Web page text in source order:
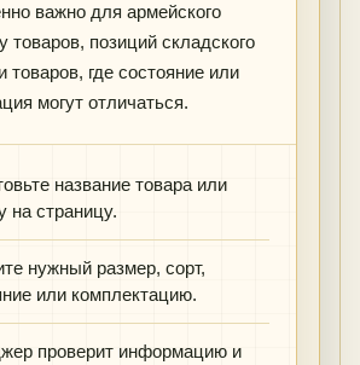
важно для армейского
товаров, позиций складского
товаров, где состояние или
могут отличаться.
название товара или
на страницу.
нужный размер, сорт,
или комплектацию.
проверит информацию и